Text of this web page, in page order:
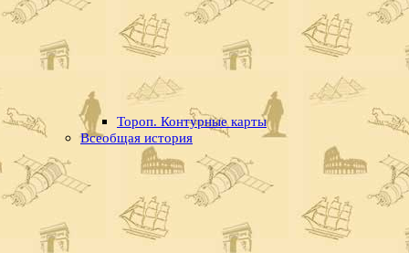
Тороп. Контурные карты
Всеобщая история